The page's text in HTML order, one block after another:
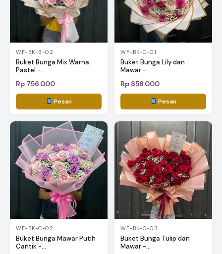
WF-BK-B-02
Buket Bunga Mix Warna
Pastel -...
Rp 756.000
Pesan
WF-BK-C-01
Buket Bunga Lily dan
Mawar -...
Rp 856.000
Pesan
WF-BK-C-02
Buket Bunga Mawar Putih
Cantik -...
WF-BK-C-03
Buket Bunga Tulip dan
Mawar -...